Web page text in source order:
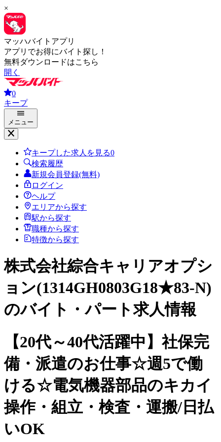
×
マッハバイトアプリ
アプリでお得にバイト探し！
無料ダウンロードはこちら
開く
0
キープ
メニュー
キープした求人を見る0
検索履歴
新規会員登録(無料)
ログイン
ヘルプ
エリアから探す
駅から探す
職種から探す
特徴から探す
株式会社綜合キャリアオプシ
ョン(1314GH0803G18★83-N)
のバイト・パート求人情報
【20代～40代活躍中】社保完
備・派遣のお仕事☆週5で働
ける☆電気機器部品のキカイ
操作・組立・検査・運搬/日払
いOK